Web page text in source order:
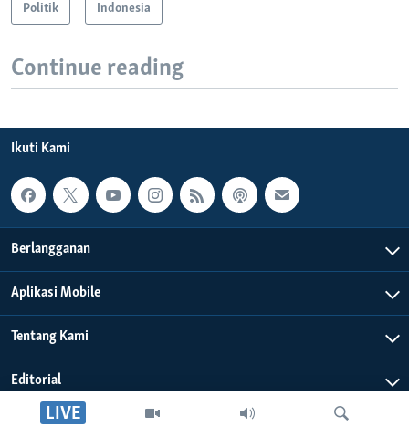
LIVE
Politik Indonesia
Continue reading
Ikuti Kami
Berlangganan
Aplikasi Mobile
Tentang Kami
Editorial